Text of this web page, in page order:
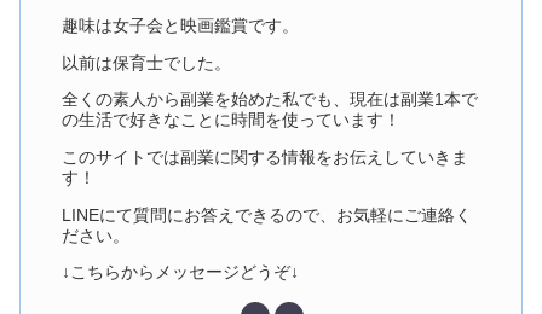
趣味は女子会と映画鑑賞です。
以前は保育士でした。
全くの素人から副業を始めた私でも、現在は副業1本で
の生活で好きなことに時間を使っています！
このサイトでは副業に関する情報をお伝えしていきま
す！
LINEにて質問にお答えできるので、お気軽にご連絡く
ださい。
↓こちらからメッセージどうぞ↓